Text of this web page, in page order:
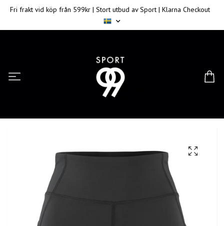
Fri frakt vid köp från 599kr | Stort utbud av Sport | Klarna Checkout